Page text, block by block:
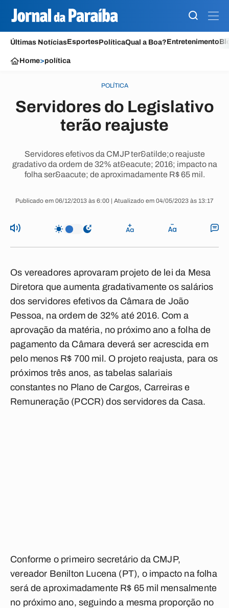
Últimas NotíciasEsportesPolíticaQual a Boa?Entretenimento
Home>política
POLÍTICA
Servidores do Legislativo
terão reajuste
Servidores efetivos da CMJP ter&atilde;o reajuste
gradativo da ordem de 32% at&eacute; 2016; impacto na
folha ser&aacute; de aproximadamente R$ 65 mil.
Publicado em 06/12/2013 às 6:00 | Atualizado em 04/05/2023 às 13:17
Os vereadores aprovaram projeto de lei da Mesa
Diretora que aumenta gradativamente os salários
dos servidores efetivos da Câmara de João
Pessoa, na ordem de 32% até 2016. Com a
aprovação da matéria, no próximo ano a folha de
pagamento da Câmara deverá ser acrescida em
pelo menos R$ 700 mil. O projeto reajusta, para os
próximos três anos, as tabelas salariais
constantes no Plano de Cargos, Carreiras e
Remuneração (PCCR) dos servidores da Casa.
Conforme o primeiro secretário da CMJP,
vereador Benilton Lucena (PT), o impacto na folha
será de aproximadamente R$ 65 mil mensalmente
no próximo ano, seguindo a mesma proporção no